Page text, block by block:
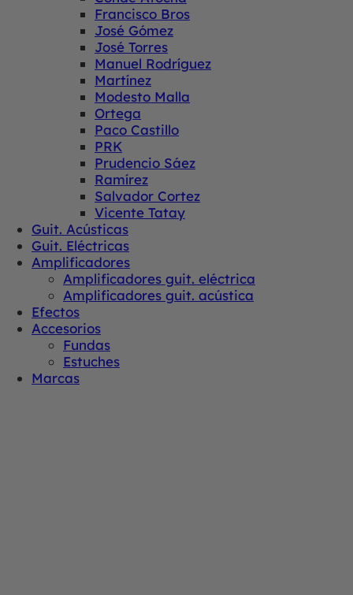
Francisco Bros
José Gómez
José Torres
Manuel Rodríguez
Martínez
Modesto Malla
Ortega
Paco Castillo
PRK
Prudencio Sáez
Ramírez
Salvador Cortez
Vicente Tatay
Guit. Acústicas
Guit. Eléctricas
Amplificadores
Amplificadores guit. eléctrica
Amplificadores guit. acústica
Efectos
Accesorios
Fundas
Estuches
Marcas